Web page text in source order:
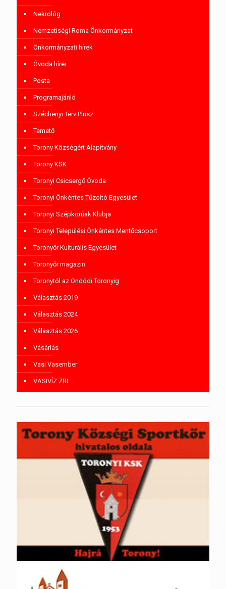
Nekrológ
Nemzetiségi Roma Önkormányzat
Önkormányzati hírek
Óvoda hírei
Posta
Programajánló
Széchenyi Terv Plusz
Temető
Torony Községért Alapítvány
Torony KSK
Toronyi Csicsergő Óvoda
Toronyi Önkéntes Tűzoltó Egyesület
Toronyi Szépkorúak Klubja
Toronyi Települési Önkéntes Mentőcsoport
Toronyőr Kulturális Egyesület
Toronyőr magazin
Toronytól az Ondódi Toronyig
Választás 2019
Választás 2024
Választás 2026
Vásárlás
Vasi Vasember
VASIVÍZ ZRt.